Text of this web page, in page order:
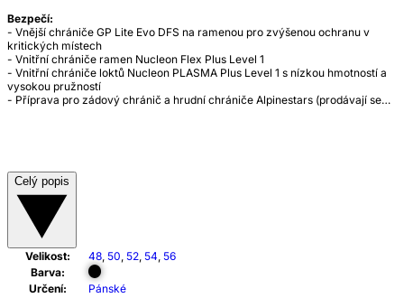
Bezpečí:
- Vnější chrániče GP Lite Evo DFS na ramenou pro zvýšenou ochranu v
kritických místech
- Vnitřní chrániče ramen Nucleon Flex Plus Level 1
- Vnitřní chrániče loktů Nucleon PLASMA Plus Level 1 s nízkou hmotností a
vysokou pružností
- Příprava pro zádový chránič a hrudní chrániče Alpinestars (prodávají se…
Celý popis
Velikost: 48, 50, 52, 54, 56
Barva:
Určení:
Pánské